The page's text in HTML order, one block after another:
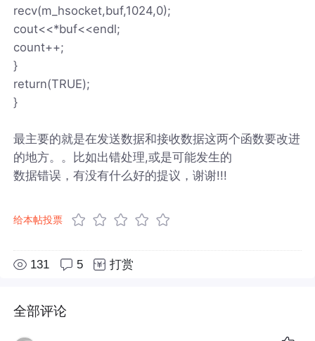
recv(m_hsocket,buf,1024,0);
cout<<*buf<<endl;
count++;
}
return(TRUE);
}
最主要的就是在发送数据和接收数据这两个函数要改进
的地方。。比如出错处理,或是可能发生的
数据错误，有没有什么好的提议，谢谢!!!
给本帖投票
131 5 打赏
全部评论